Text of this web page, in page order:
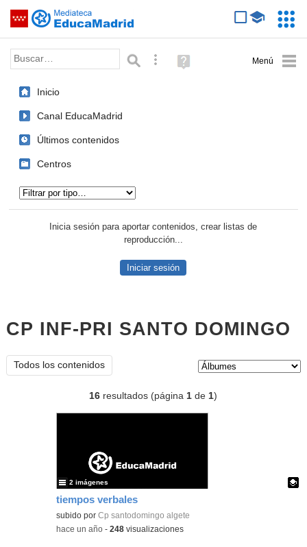
Saltar navegación
Palabra o frase: Búsqueda avanzada
Ayuda
(en
Inicio
Canal EducaMadrid
Últimos contenidos
Centros
Inicia sesión para aportar contenidos, crear listas de
reproducción...
Iniciar sesión
CP INF-PRI SANTO DOMINGO
Todos los contenidos
16 resultados (página1 de1)
tiempos verbales
Contenido educativo.
subido porCp santodomingo algete
2 imágenes
-hace un año -248 visualizaciones